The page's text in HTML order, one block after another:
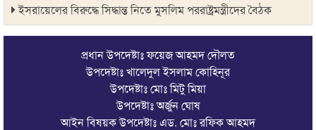
ইসরায়েলের বিরুদ্ধে সিদ্ধান্ত নিতে মুসলিম পররাষ্ট্রমন্ত্রীদের বৈঠক
ভারতে শেখ হাসিনার বক্তব্যে ক্ষুব্ধ বাংলাদেশ
গণঅভ্যুত্থান দিবসে কানাইঘাটে প্রশাসনের উদ্যোগে আলোচনা সভা
ভিসাসেবা নিয়ে ভারতীয় হাইকমিশনের সতর্কতা জারি
প্রধান উপদেষ্টাঃ ফয়েজ আহমদ দৌলত
উপদেষ্টাঃ খালেদুল ইসলাম কোহিনূর
উপদেষ্টাঃ মোঃ মিটু মিয়া
উপদেষ্টাঃ অর্জুন ঘোষ
আইন বিষয়ক উপদেষ্টাঃ এড. মোঃ রফিক আহমদ